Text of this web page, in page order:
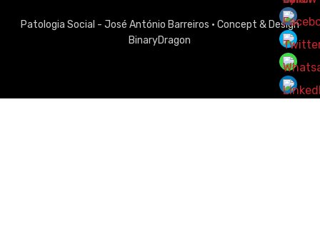
Patologia Social - José António Barreiros · Concept & Design
BinaryDragon